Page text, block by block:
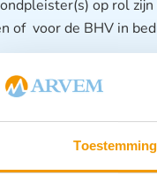
Toestemming
op rol
of voor de BHV in
in doosje